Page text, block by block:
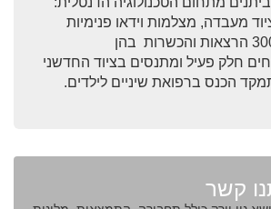
מעבדה, מצלמות וידאו פנימיות
ועוד. למעלה מ 300 הרצאות והכשרות בהן
חלק פעיל ומתנסים בציוד החדשני
הכנס ברפואת שיניים לילדים.
קשר